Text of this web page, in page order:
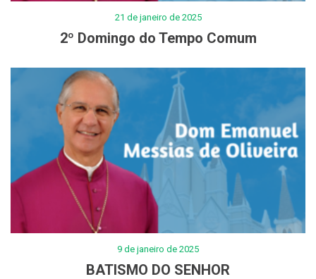
21 de janeiro de 2025
2º Domingo do Tempo Comum
9 de janeiro de 2025
BATISMO DO SENHOR